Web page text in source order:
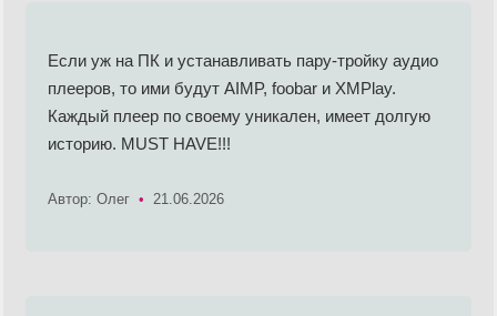
Если уж на ПК и устанавливать пару-тройку аудио
плееров, то ими будут AIMP, foobar и XMPlay.
Каждый плеер по своему уникален, имеет долгую
историю. MUST HAVE!!!
Автор: Олег • 21.06.2026